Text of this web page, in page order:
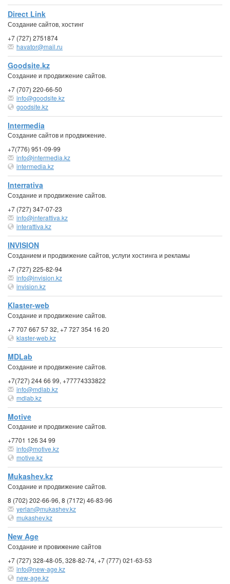
Direct Link
Создание сайтов, хостинг
+7 (727) 2751874
havator@mail.ru
Goodsite.kz
Создание и продвижение сайтов.
+7 (707) 220-66-50
info@goodsite.kz
goodsite.kz
Intermedia
Создание сайтов и продвижение.
+7(776) 951-09-99
info@intermedia.kz
intermedia.kz
Interrativa
Создание и продвижение сайтов.
+7 (727) 347-07-23
info@interattiva.kz
interattiva.kz
INVISION
Созданием и продвижение сайтов, услуги хостинга и рекламы
+7 (727) 225-82-94
info@invision.kz
invision.kz
Klaster-web
Создание и продвижение сайтов.
+7 707 667 57 32, +7 727 354 16 20
klaster-web.kz
MDLab
Создание и продвижение сайтов.
+7(727) 244 66 99, +77774333822
info@mdlab.kz
mdlab.kz
Motive
Создание и продвижение сайтов.
+7701 126 34 99
info@motive.kz
motive.kz
Mukashev.kz
Создание и продвижение сайтов.
8 (702) 202-66-96, 8 (7172) 46-83-96
yerlan@mukashev.kz
mukashev.kz
New Age
Создание и провижение сайтов
+7 (727) 328-48-05, 328-82-74, +7 (777) 021-63-53
info@new-age.kz
new-age.kz